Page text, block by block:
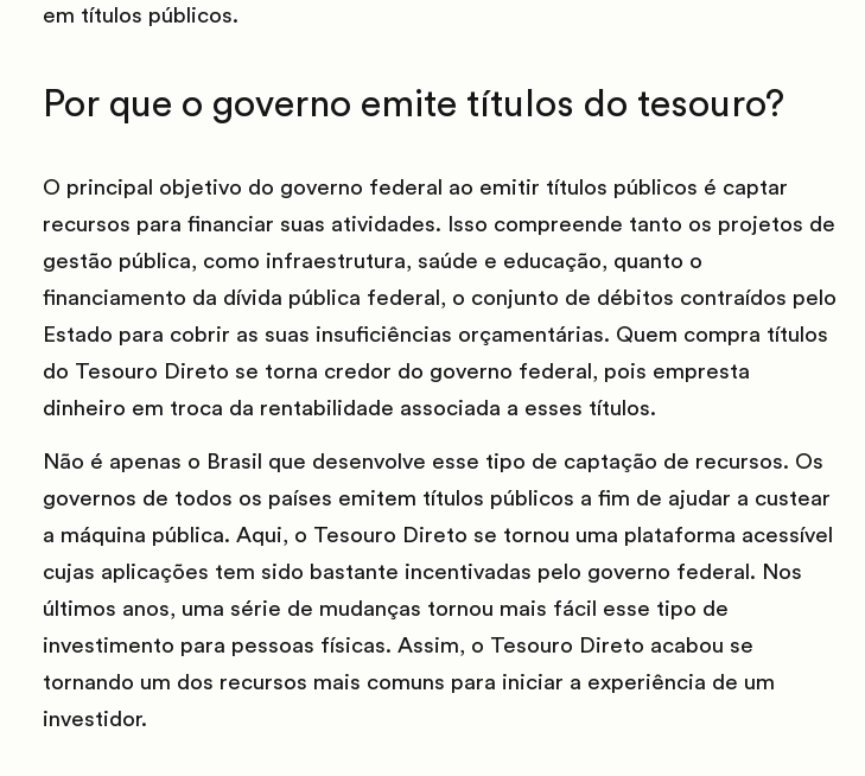
em títulos públicos.
Por que o governo emite títulos do tesouro?
O principal objetivo do governo federal ao emitir títulos públicos é captar
recursos para financiar suas atividades. Isso compreende tanto os projetos de
gestão pública, como infraestrutura, saúde e educação, quanto o
financiamento da dívida pública federal, o conjunto de débitos contraídos pelo
Estado para cobrir as suas insuficiências orçamentárias. Quem compra títulos
do Tesouro Direto se torna credor do governo federal, pois empresta
dinheiro em troca da rentabilidade associada a esses títulos.
Não é apenas o Brasil que desenvolve esse tipo de captação de recursos. Os
governos de todos os países emitem títulos públicos a fim de ajudar a custear
a máquina pública. Aqui, o Tesouro Direto se tornou uma plataforma acessível
cujas aplicações tem sido bastante incentivadas pelo governo federal. Nos
últimos anos, uma série de mudanças tornou mais fácil esse tipo de
investimento para pessoas físicas. Assim, o Tesouro Direto acabou se
tornando um dos recursos mais comuns para iniciar a experiência de um
investidor.